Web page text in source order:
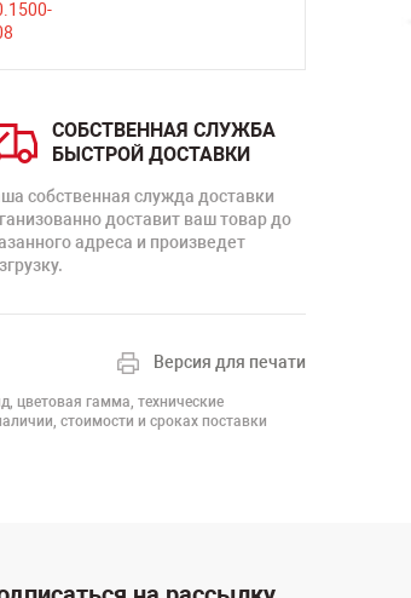
СОБСТВЕННАЯ СЛУЖБА
БЫСТРОЙ ДОСТАВКИ
собственная служда доставки
доставит ваш товар до
адреса и произведет
Версия для печати
цветовая гамма, технические
стоимости и сроках поставки